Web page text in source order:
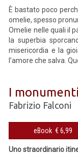
È bastato poco
omelie, spesso
Omelie nelle quali il
la superbia
misericordia e la
l’amore che salva.
I
Fabrizio Falconi
eBook € 6,99
Uno straordinario